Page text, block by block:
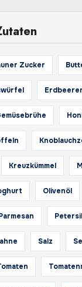
Zucker
Kreuzkümmel
Olivenöl
Salz